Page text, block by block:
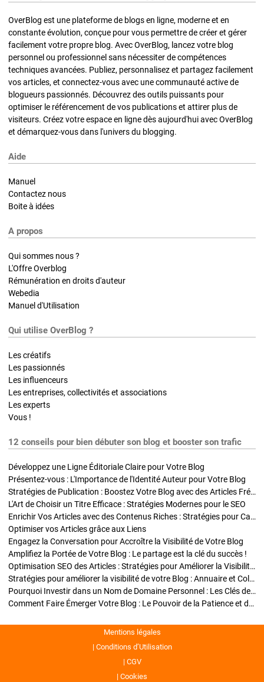
OverBlog est une plateforme de blogs en ligne, moderne et en
constante évolution, conçue pour vous permettre de créer et gérer
facilement votre propre blog. Avec OverBlog, lancez votre blog
personnel ou professionnel sans nécessiter de compétences
techniques avancées. Publiez, personnalisez et partagez facilement
vos articles, et connectez-vous avec une communauté active de
blogueurs passionnés. Découvrez des outils puissants pour
optimiser le référencement de vos publications et attirer plus de
visiteurs. Créez votre espace en ligne dès aujourd'hui avec OverBlog
et démarquez-vous dans l'univers du blogging.
Aide
Manuel
Contactez nous
Boite à idées
A propos
Qui sommes nous ?
L'Offre Overblog
Rémunération en droits d'auteur
Webedia
Manuel d'Utilisation
Qui utilise OverBlog ?
Les créatifs
Les passionnés
Les influenceurs
Les entreprises, collectivités et associations
Les experts
Vous !
12 conseils pour bien débuter son blog et booster son trafic
Développez une Ligne Éditoriale Claire pour Votre Blog
Présentez-vous : L'Importance de l'Identité Auteur pour Votre Blog
Stratégies de Publication : Boostez Votre Blog avec des Articles Fréquents et Exclusifs
L'Art de Choisir un Titre Efficace : Stratégies Modernes pour le SEO
Enrichir Vos Articles avec des Contenus Riches : Stratégies pour Captiver et Optimiser
Optimiser vos Articles grâce aux Liens
Engagez la Conversation pour Accroître la Visibilité de Votre Blog
Amplifiez la Portée de Votre Blog : Le partage est la clé du succès !
Optimisation SEO des Articles : Stratégies pour Améliorer la Visibilité de Votre Blog
Stratégies pour améliorer la visibilité de votre Blog : Annuaire et Collaborations
Pourquoi Investir dans un Nom de Domaine Personnel : Les Clés de la Réussite de Votre Blog
Comment Faire Émerger Votre Blog : Le Pouvoir de la Patience et de la Persévérance
Mentions légales
Conditions d’Utilisation
CGV
Cookies